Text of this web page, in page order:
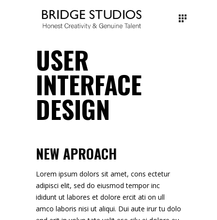
USER
INTERFACE
DESIGN
NEW APROACH
Lorem ipsum dolors sit amet, cons ectetur
adipisci elit, sed do eiusmod tempor inc
ididunt ut labores et dolore ercit ati on ull
amco laboris nisi ut aliqui. Dui aute irur tu dolo